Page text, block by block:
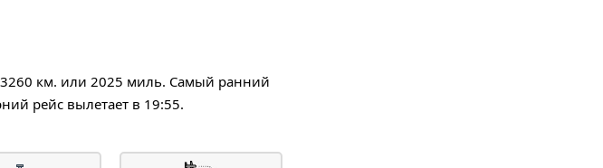
3260 км. или 2025 миль. Самый ранний
рейс вылетает в 19:55.